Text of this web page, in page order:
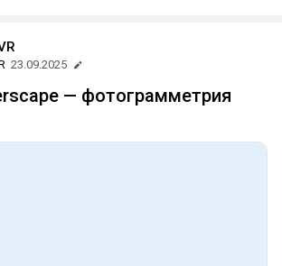
23.09.2025
— фотограмметрия